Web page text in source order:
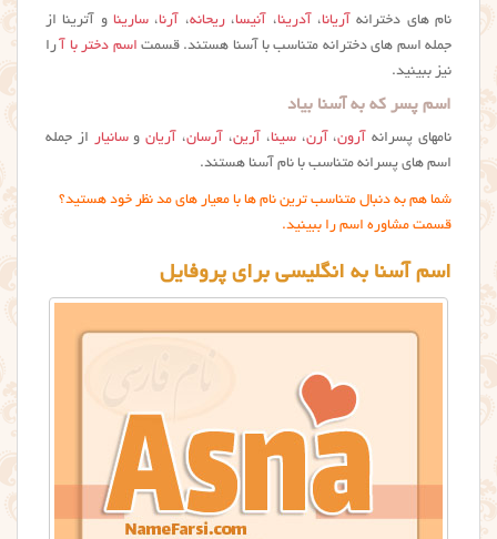
نام های دخترانه آریانا، آدرینا، آنیسا،ریحانه، آرنا، ساریناو آترینا از
جمله اسم های دخترانه متناسب با آسنا هستند. قسمت اسم دختر با آرا
نیز ببینید.
اسم پسر که به آسنا بیاد
نامهای پسرانه آرون، آرن،سینا، آرین، آرسان، آریانوسانیار
از جمله
اسم های پسرانه متناسب با نام آسنا هستند.
شما هم به دنبال متناسب ترین نام ها با معیار های مد نظر خود هستید؟
قسمت مشاوره اسم را ببینید.
اسم آسنا به انگلیسی برای پروفایل